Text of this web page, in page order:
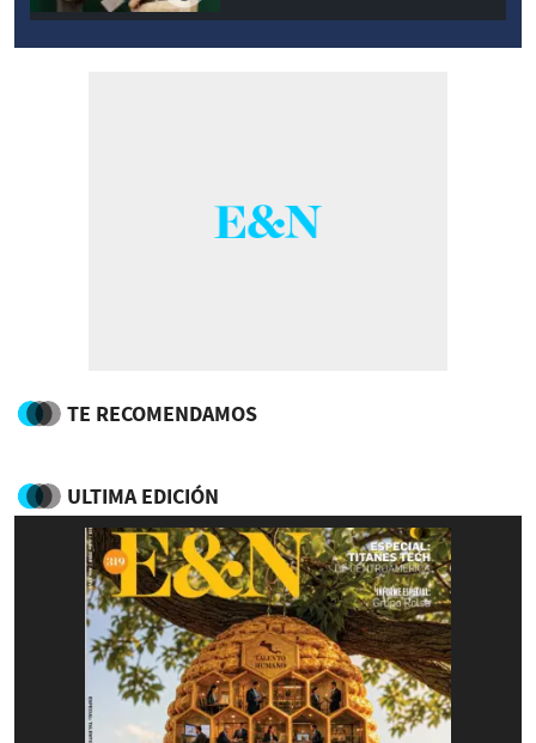
TE RECOMENDAMOS
ULTIMA EDICIÓN